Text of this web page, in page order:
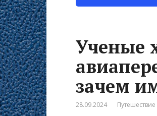
Ученые
зачем
28.09.2024 Путешествие